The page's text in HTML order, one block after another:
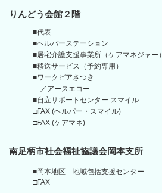
りんどう会館 ２階
■代表
■ヘルパーステーション
■居宅介護支援事業所 （ケアマネジャー）
■移送サービス（予約専用）
■ワークピアさつき
／アースエコー
■自立サポートセンター スマイル
□FAX (ヘルパー・スマイル)
□FAX (ケアマネ)
南足柄市社会福祉協議会岡本支所
■岡本地区 地域包括支援センター
□FAX